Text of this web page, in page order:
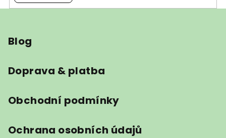
Blog
Doprava & platba
Obchodní podmínky
Ochrana osobních údajů